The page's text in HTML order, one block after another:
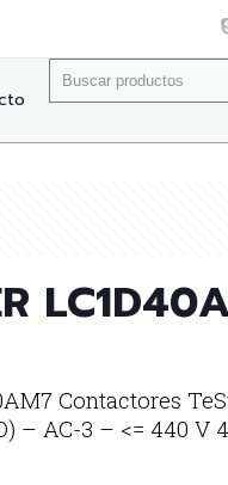
Buscar:
Contactores
– AC-3 – <= 440 V